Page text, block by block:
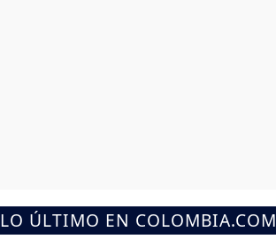
LO ÚLTIMO EN COLOMBIA.COM